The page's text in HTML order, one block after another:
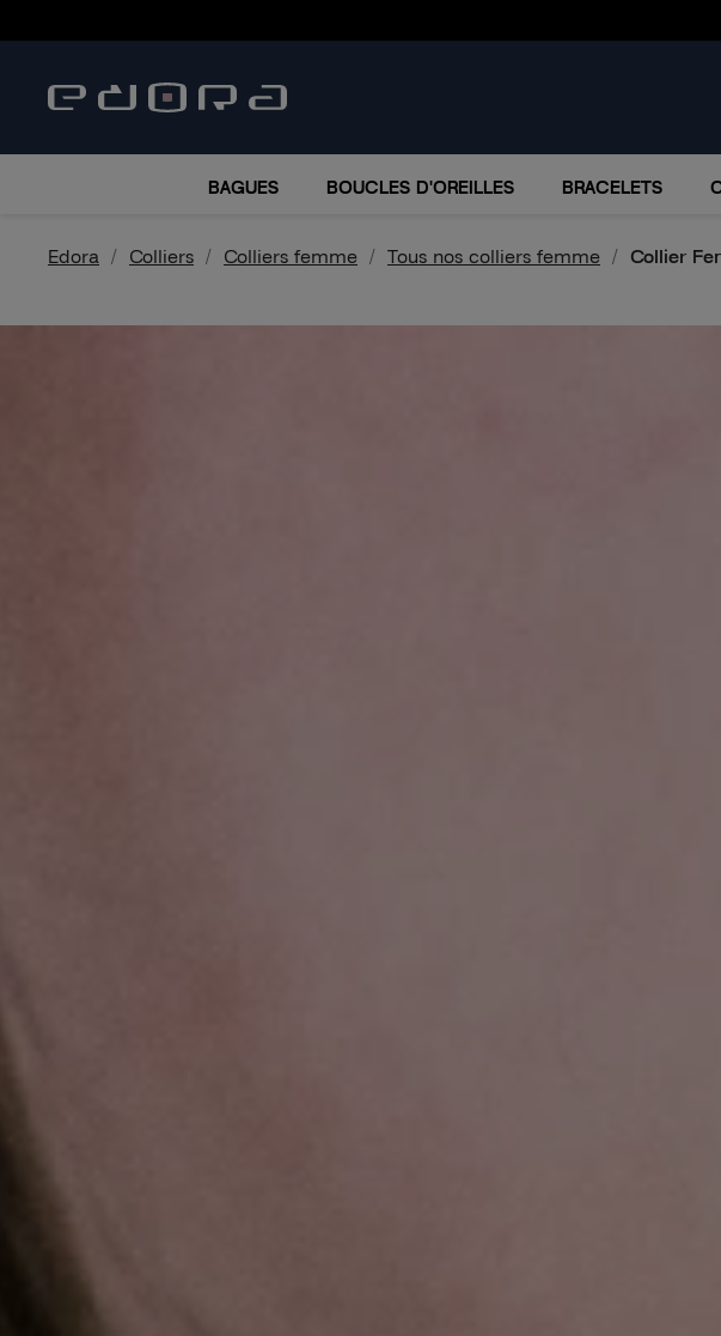
BRACELETS COLLIERS
BAGUES BOUCLES D'OREILLES BRACELETS
Edora Colliers Colliers femme Tous nos colliers femme Collier